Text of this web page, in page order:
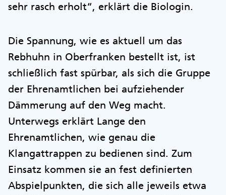
sehr rasch erholt“, erklärt die Biologin.
Die Spannung, wie es aktuell um das
Rebhuhn in Oberfranken bestellt ist, ist
schließlich fast spürbar, als sich die Gruppe
der Ehrenamtlichen bei aufziehender
Dämmerung auf den Weg macht.
Unterwegs erklärt Lange den
Ehrenamtlichen, wie genau die
Klangattrappen zu bedienen sind. Zum
Einsatz kommen sie an fest definierten
Abspielpunkten, die sich alle jeweils etwa